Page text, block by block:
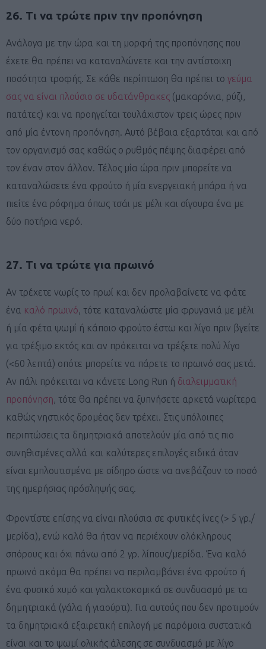
26. Τι να τρώτε πριν την προπόνηση
Ανάλογα με την ώρα και τη μορφή της προπόνησης που
έχετε θα πρέπει να καταναλώνετε και την αντίστοιχη
ποσότητα τροφής. Σε κάθε περίπτωση θα πρέπει το γεύμα
σας να είναι πλούσιο σε υδατάνθρακες (μακαρόνια, ρύζι,
πατάτες) και να προηγείται τουλάχιστον τρεις ώρες πριν
από μία έντονη προπόνηση. Αυτό βέβαια εξαρτάται και από
τον οργανισμό σας καθώς ο ρυθμός πέψης διαφέρει από
τον έναν στον άλλον. Τέλος μία ώρα πριν μπορείτε να
καταναλώσετε ένα φρούτο ή μία ενεργειακή μπάρα ή να
πιείτε ένα ρόφημα όπως τσάι με μέλι και σίγουρα ένα με
δύο ποτήρια νερό.
27. Τι να τρώτε για πρωινό
Αν τρέχετε νωρίς το πρωί και δεν προλαβαίνετε να φάτε
ένα καλό πρωινό, τότε καταναλώστε μία φρυγανιά με μέλι
ή μία φέτα ψωμί ή κάποιο φρούτο έστω και λίγο πριν βγείτε
για τρέξιμο εκτός και αν πρόκειται να τρέξετε πολύ λίγο
(<60 λεπτά) οπότε μπορείτε να πάρετε το πρωινό σας μετά.
Αν πάλι πρόκειται να κάνετε Long Run ή διαλειμματική
προπόνηση, τότε θα πρέπει να ξυπνήσετε αρκετά νωρίτερα
καθώς νηστικός δρομέας δεν τρέχει. Στις υπόλοιπες
περιπτώσεις τα δημητριακά αποτελούν μία από τις πιο
συνηθισμένες αλλά και καλύτερες επιλογές ειδικά όταν
είναι εμπλουτισμένα με σίδηρο ώστε να ανεβάζουν το ποσό
της ημερήσιας πρόσληψής σας.
Φροντίστε επίσης να είναι πλούσια σε φυτικές ίνες (> 5 γρ./
μερίδα), ενώ καλό θα ήταν να περιέχουν ολόκληρους
σπόρους και όχι πάνω από 2 γρ. λίπους/μερίδα. Ένα καλό
πρωινό ακόμα θα πρέπει να περιλαμβάνει ένα φρούτο ή
ένα φυσικό χυμό και γαλακτοκομικά σε συνδυασμό με τα
δημητριακά (γάλα ή γιαούρτι). Για αυτούς που δεν προτιμούν
τα δημητριακά εξαιρετική επιλογή με παρόμοια συστατικά
είναι και το ψωμί ολικής άλεσης σε συνδυασμό με λίγο